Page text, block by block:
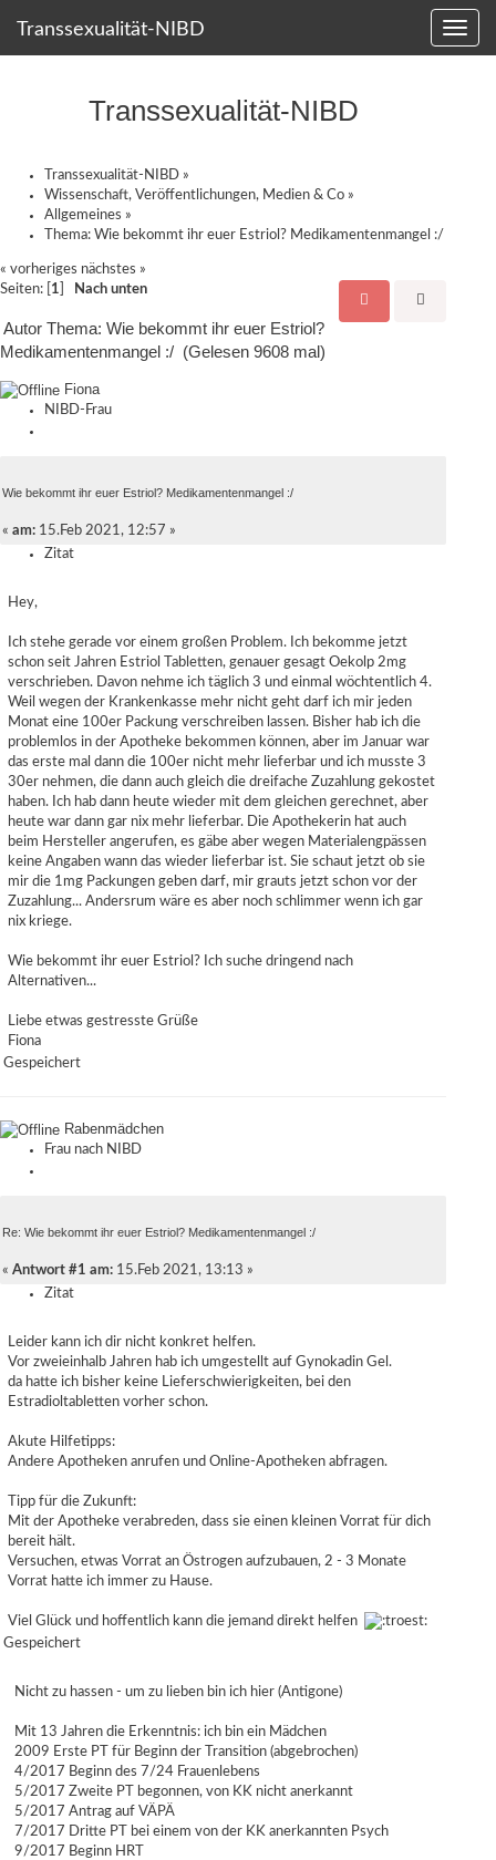
Transsexualität-NIBD
Transsexualität-NIBD
Transsexualität-NIBD »
Wissenschaft, Veröffentlichungen, Medien & Co »
Allgemeines »
Thema: Wie bekommt ihr euer Estriol? Medikamentenmangel :/
« vorheriges nächstes »
Seiten: [ 1 Nach unten
Autor Thema: Wie bekommt ihr euer Estriol?
Medikamentenmangel :/ (Gelesen 9608 mal)
Fiona
NIBD-Frau
Wie bekommt ihr euer Estriol? Medikamentenmangel :/
« am: 15.Feb 2021, 12:57 »
Zitat
Hey,
Ich stehe gerade vor einem großen Problem. Ich bekomme jetzt
schon seit Jahren Estriol Tabletten, genauer gesagt Oekolp 2mg
verschrieben. Davon nehme ich täglich 3 und einmal wöchtentlich 4.
Weil wegen der Krankenkasse mehr nicht geht darf ich mir jeden
Monat eine 100er Packung verschreiben lassen. Bisher hab ich die
problemlos in der Apotheke bekommen können, aber im Januar war
das erste mal dann die 100er nicht mehr lieferbar und ich musste 3
30er nehmen, die dann auch gleich die dreifache Zuzahlung gekostet
haben. Ich hab dann heute wieder mit dem gleichen gerechnet, aber
heute war dann gar nix mehr lieferbar. Die Apothekerin hat auch
beim Hersteller angerufen, es gäbe aber wegen Materialengpässen
keine Angaben wann das wieder lieferbar ist. Sie schaut jetzt ob sie
mir die 1mg Packungen geben darf, mir grauts jetzt schon vor der
Zuzahlung... Andersrum wäre es aber noch schlimmer wenn ich gar
nix kriege.
Wie bekommt ihr euer Estriol? Ich suche dringend nach
Alternativen...
Liebe etwas gestresste Grüße
Fiona
Gespeichert
Rabenmädchen
Frau nach NIBD
Re: Wie bekommt ihr euer Estriol? Medikamentenmangel :/
« Antwort #1 am: 15.Feb 2021, 13:13 »
Zitat
Leider kann ich dir nicht konkret helfen.
Vor zweieinhalb Jahren hab ich umgestellt auf Gynokadin Gel.
da hatte ich bisher keine Lieferschwierigkeiten, bei den
Estradioltabletten vorher schon.
Akute Hilfetipps:
Andere Apotheken anrufen und Online-Apotheken abfragen.
Tipp für die Zukunft:
Mit der Apotheke verabreden, dass sie einen kleinen Vorrat für dich
bereit hält.
Versuchen, etwas Vorrat an Östrogen aufzubauen, 2 - 3 Monate
Vorrat hatte ich immer zu Hause.
Viel Glück und hoffentlich kann die jemand direkt helfen
Gespeichert
Nicht zu hassen - um zu lieben bin ich hier (Antigone)
Mit 13 Jahren die Erkenntnis: ich bin ein Mädchen
2009 Erste PT für Beginn der Transition (abgebrochen)
4/2017 Beginn des 7/24 Frauenlebens
5/2017 Zweite PT begonnen, von KK nicht anerkannt
5/2017 Antrag auf VÄPÄ
7/2017 Dritte PT bei einem von der KK anerkannten Psych
9/2017 Beginn HRT